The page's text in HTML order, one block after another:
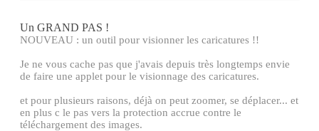
Un GRAND PAS !
NOUVEAU : un outil pour visionner les caricatures !!
Je ne vous cache pas que j'avais depuis très longtemps envie
de faire une applet pour le visionnage des caricatures.
et pour plusieurs raisons, déjà on peut zoomer, se déplacer... et
en plus c le pas vers la protection accrue contre le
téléchargement des images.